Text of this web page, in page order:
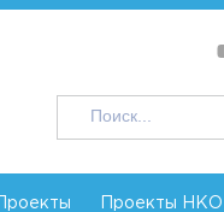
Проекты Проекты НКО